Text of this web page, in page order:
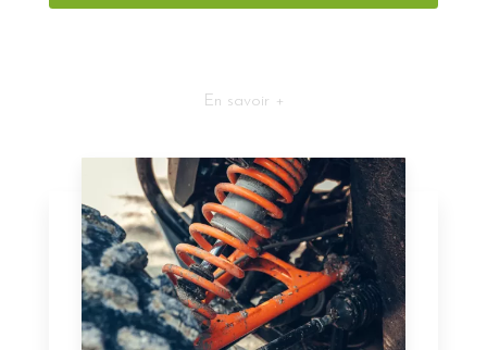
En savoir +